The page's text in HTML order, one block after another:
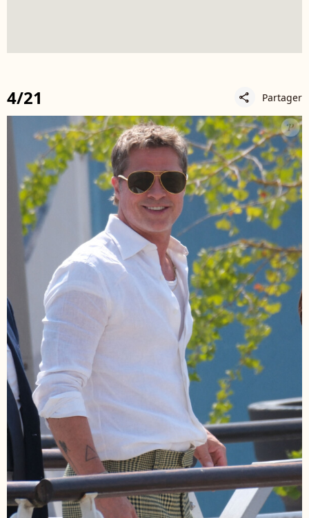
4/21 share Partager